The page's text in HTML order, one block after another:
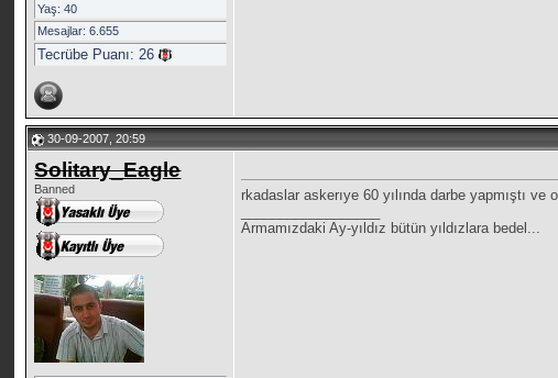
Yaş: 40
Mesajlar: 6.655
Tecrübe Puanı:26
30-09-2007, 20:59
Solitary_Eagle
Banned
rkadaslar askerıye 60 yılında darbe yapmıştı ve
Armamızdaki Ay-yıldız bütün yıldızlara bedel...